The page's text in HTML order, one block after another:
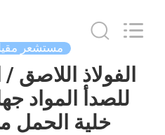
منتجات
Instruments
مستشعر
الفولاذ اللاصق /
للصدأ المواد
خلية الحمل